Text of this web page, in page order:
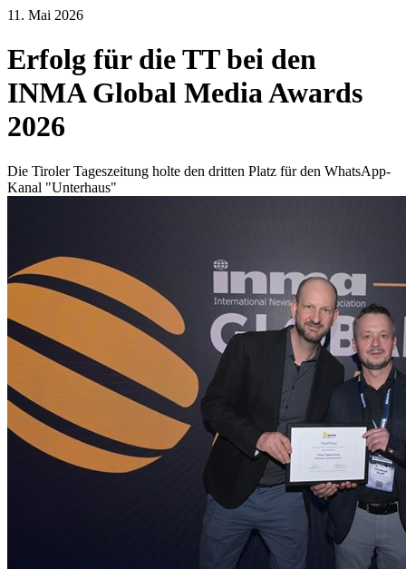
11. Mai 2026
Erfolg für die TT bei den
INMA Global Media Awards
2026
Die Tiroler Tageszeitung holte den dritten Platz für den WhatsApp-
Kanal "Unterhaus"